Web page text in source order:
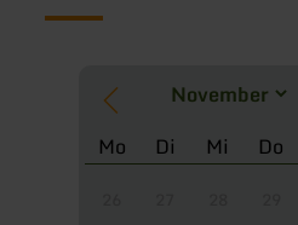
Mo Di Mi Do